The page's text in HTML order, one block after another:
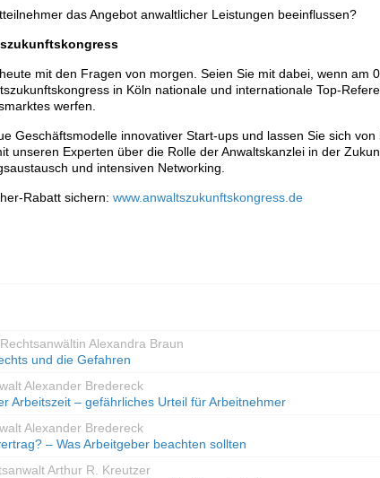
das Angebot anwaltlicher Leistungen beeinflussen?
mit den Fragen von morgen. Seien Sie mit dabei, wenn am
in Köln nationale und internationale Top-
werfen.
Geschäftsmodelle innovativer Start-ups und lassen Sie sich von
unseren Experten über die Rolle der Anwaltskanzlei in der
und intensiven Networking.
Rabatt sichern: www.anwaltszukunftskongress.de
Alexandra Braun
und die Gefahren
Alexander Bredereck
Arbeitszeit – gefährliches Urteil für Arbeitnehmer
Alexander Bredereck
– Was Arbeitgeber beachten sollten
Arthur R. Kreutzer